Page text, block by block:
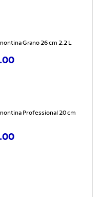
Grano 26 cm 2.2 L
.00
Professional 20 cm
.00